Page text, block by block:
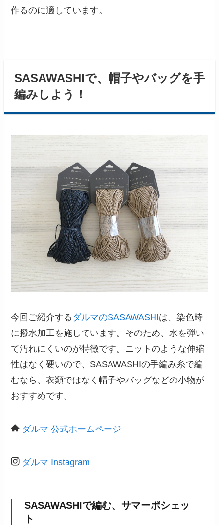
作るのに適しています。
SASAWASHIで、帽子やバッグを手
編みしよう！
今回ご紹介する ダルマのSASAWASHIは、染色時
に撥水加工を施しています。そのため、水を弾い
て汚れにくいのが特徴です。ニットのような伸縮
性はなく硬いので、SASAWASHIの手編み糸で編
むなら、衣類ではなく帽子やバッグなどの小物が
おすすめです。
ダルマ 公式ホームページ
ダルマ Instagram
SASAWASHIで編む、サマーポシェッ
ト